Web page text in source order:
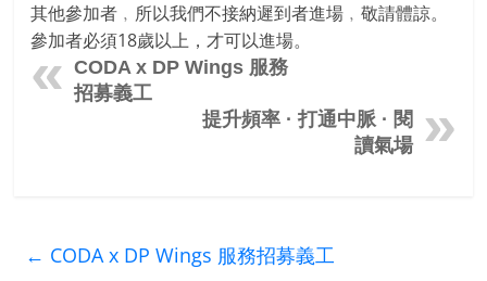
其他參加者 ﹐所以我們不接納遲到者進場﹐敬請體諒。
參加者必須18歲以上，才可以進場。
CODA x DP Wings 服務
招募義工
提升頻率 · 打通中脈 · 閱
讀氣場
← CODA x DP Wings 服務招募義工